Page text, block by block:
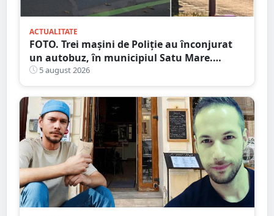
ACTUALITATE
FOTO. Trei mașini de Poliție au înconjurat
un autobuz, în municipiul Satu Mare.
Ambulanța, la fața locului
5 august 2026